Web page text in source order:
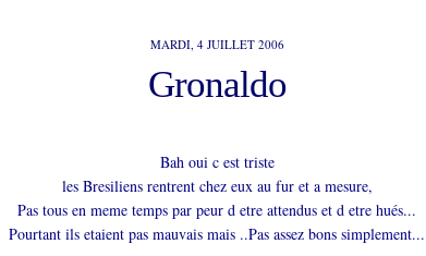
MARDI, 4 JUILLET 2006
Gronaldo
Bah oui c est triste
les Bresiliens rentrent chez eux au fur et a mesure,
Pas tous en meme temps par peur d etre attendus et d etre hués...
Pourtant ils etaient pas mauvais mais ..Pas assez bons simplement...